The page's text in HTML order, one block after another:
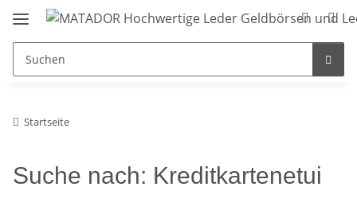
Startseite
Suche nach: Kreditkartenetui